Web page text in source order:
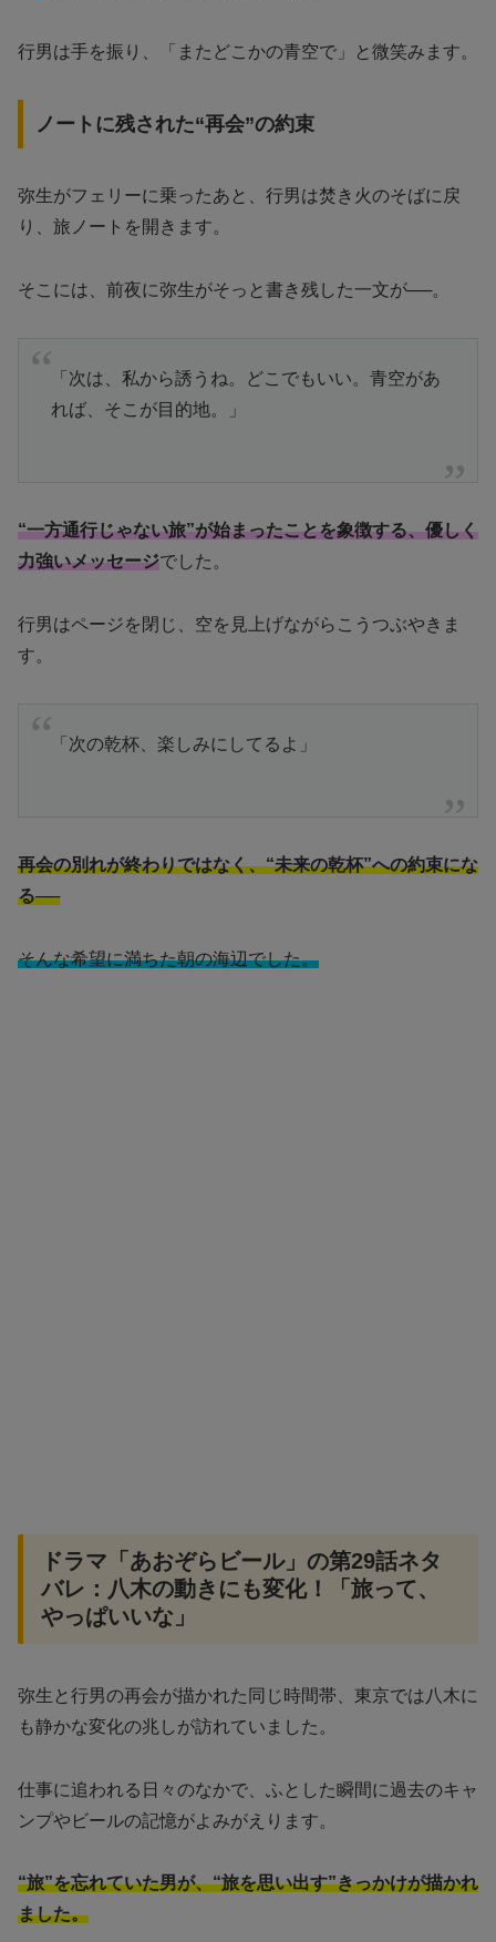
行男は手を振り、「またどこかの青空で」と微笑みます。
ノートに残された“再会”の約束
弥生がフェリーに乗ったあと、行男は焚き火のそばに戻
り、旅ノートを開きます。
そこには、前夜に弥生がそっと書き残した一文が──。
「次は、私から誘うね。どこでもいい。青空があ
れば、そこが目的地。」
“一方通行じゃない旅”が始まったことを象徴する、優しく
力強いメッセージでした。
行男はページを閉じ、空を見上げながらこうつぶやきま
す。
「次の乾杯、楽しみにしてるよ」
再会の別れが終わりではなく、“未来の乾杯”への約束にな
る──
そんな希望に満ちた朝の海辺でした。
ドラマ「あおぞらビール」の第29話ネタ
バレ：八木の動きにも変化！「旅って、
やっぱいいな」
弥生と行男の再会が描かれた同じ時間帯、東京では八木に
も静かな変化の兆しが訪れていました。
仕事に追われる日々のなかで、ふとした瞬間に過去のキャ
ンプやビールの記憶がよみがえります。
“旅”を忘れていた男が、“旅を思い出す”きっかけが描かれ
ました。